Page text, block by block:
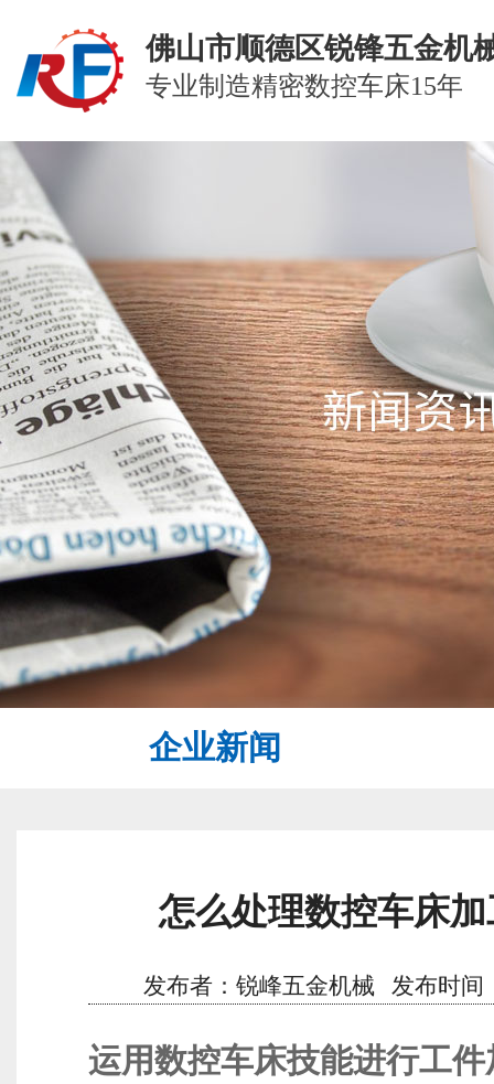
佛山市顺德区锐锋五金机
专业制造精密数控车床15年
企业新闻
怎么处理数控车床
发布者：锐峰五金机械 发布时间
运用数控车床技能进行工